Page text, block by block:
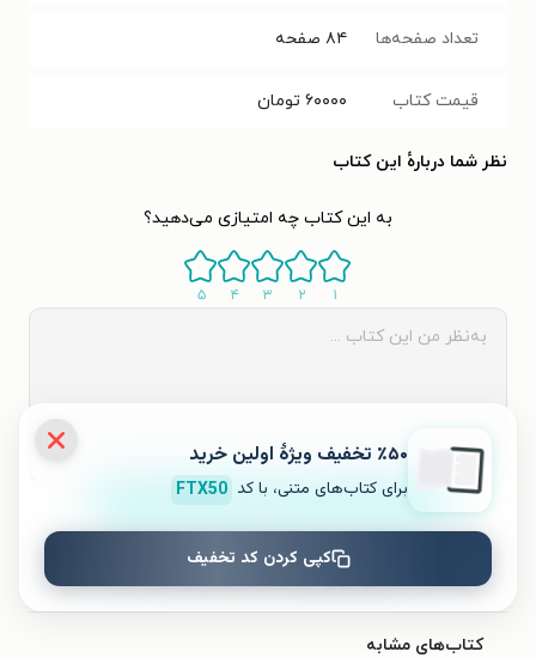
تعداد صفحه‌ها ۸۴ صفحه
قیمت کتاب ۶۰۰۰۰ تومان
نظر شما دربارهٔ این کتاب
به این کتاب چه امتیازی می‌دهید؟
۱ ۲ ۳ ۴ ۵
ثبت نظر
کتاب‌های مشابه
٪۵۰ تخفیف ویژۀ اولین خرید
برای کتاب‌های متنی، با کد FTX50
کپی کردن کد تخفیف